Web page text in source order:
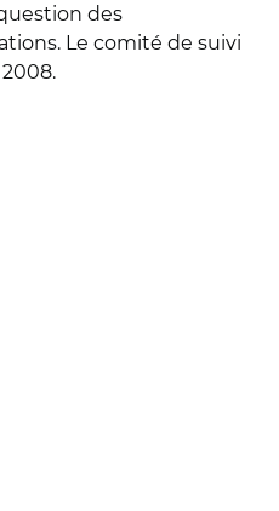
des
Le comité de suivi